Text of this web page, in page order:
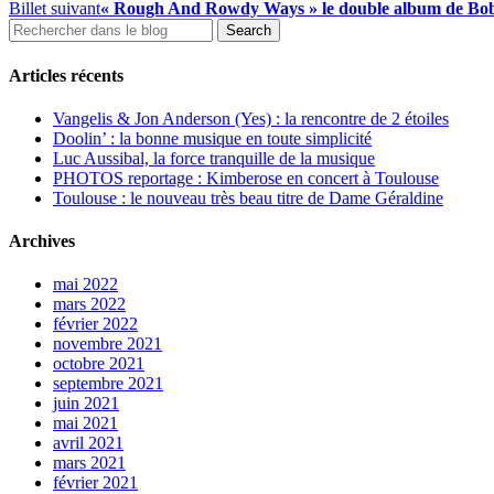
Billet suivant« Rough And Rowdy Ways » le double album de
Articles récents
Vangelis & Jon Anderson (Yes) : la rencontre de 2 étoiles
Doolin’ : la bonne musique en toute simplicité
Luc Aussibal, la force tranquille de la musique
PHOTOS reportage : Kimberose en concert à Toulouse
Toulouse : le nouveau très beau titre de Dame Géraldine
Archives
mai 2022
mars 2022
février 2022
novembre 2021
octobre 2021
septembre 2021
juin 2021
mai 2021
avril 2021
mars 2021
février 2021